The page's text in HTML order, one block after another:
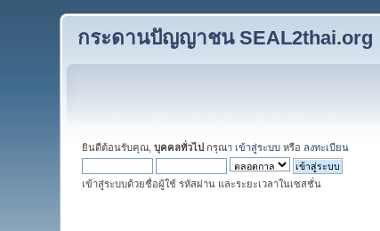
กระดานปัญญาชน SEAL2thai.org
ยินดีต้อนรับคุณ,บุคคลทั่วไป กรุณา เข้าสู่ระบบ หรือ ลงทะเบียน
เข้าสู่ระบบด้วยชื่อผู้ใช้ รหัสผ่าน และระยะเวลาในเซสชั่น